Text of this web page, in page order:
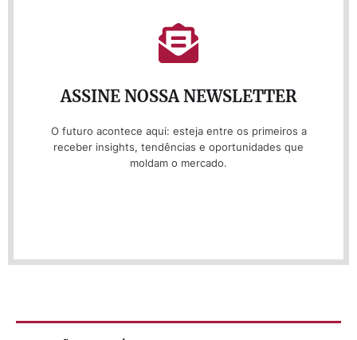
ASSINE NOSSA NEWSLETTER
O futuro acontece aqui: esteja entre os primeiros a
receber insights, tendências e oportunidades que
moldam o mercado.